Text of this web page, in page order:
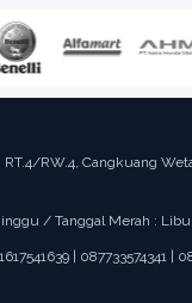
RW.4, Cangkuang
/ Tanggal Merah :
| 087733574341 |